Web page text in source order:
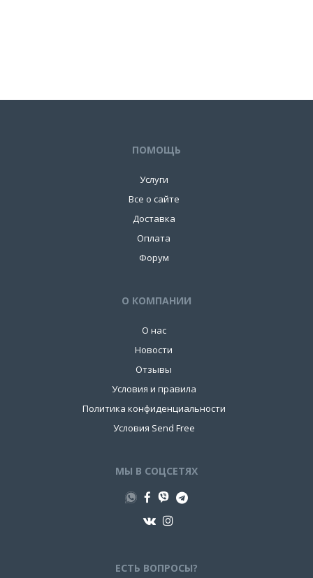
ПОМОЩЬ
Услуги
Все о сайте
Доставка
Оплата
Форум
О КОМПАНИИ
О нас
Новости
Отзывы
Условия и правила
Политика конфиденциальности
Условия Send Free
МЫ В СОЦСЕТЯХ
ЕСТЬ ВОПРОСЫ?